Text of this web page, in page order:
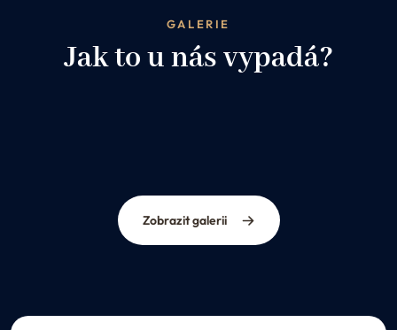
GALERIE
Jak to u nás vypadá?
Zobrazit galerii